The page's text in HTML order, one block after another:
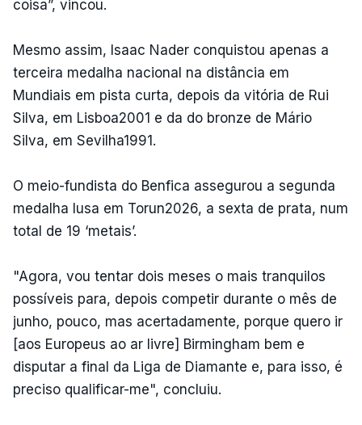
coisa”, vincou.
Mesmo assim, Isaac Nader conquistou apenas a
terceira medalha nacional na distância em
Mundiais em pista curta, depois da vitória de Rui
Silva, em Lisboa2001 e da do bronze de Mário
Silva, em Sevilha1991.
O meio-fundista do Benfica assegurou a segunda
medalha lusa em Torun2026, a sexta de prata, num
total de 19 ‘metais’.
"Agora, vou tentar dois meses o mais tranquilos
possíveis para, depois competir durante o mês de
junho, pouco, mas acertadamente, porque quero ir
[aos Europeus ao ar livre] Birmingham bem e
disputar a final da Liga de Diamante e, para isso, é
preciso qualificar-me", concluiu.